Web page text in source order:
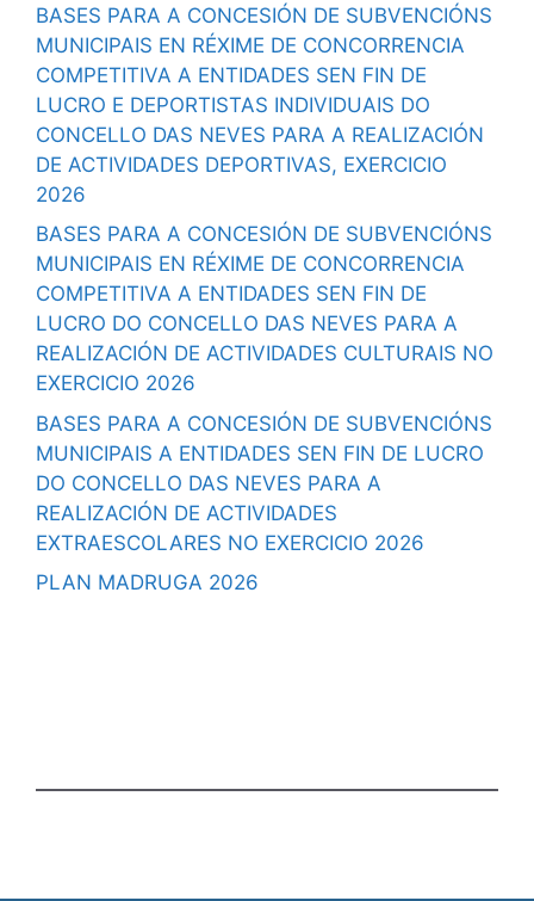
BASES PARA A CONCESIÓN DE SUBVENCIÓNS
MUNICIPAIS EN RÉXIME DE CONCORRENCIA
COMPETITIVA A ENTIDADES SEN FIN DE
LUCRO E DEPORTISTAS INDIVIDUAIS DO
CONCELLO DAS NEVES PARA A REALIZACIÓN
DE ACTIVIDADES DEPORTIVAS, EXERCICIO
2026
BASES PARA A CONCESIÓN DE SUBVENCIÓNS
MUNICIPAIS EN RÉXIME DE CONCORRENCIA
COMPETITIVA A ENTIDADES SEN FIN DE
LUCRO DO CONCELLO DAS NEVES PARA A
REALIZACIÓN DE ACTIVIDADES CULTURAIS NO
EXERCICIO 2026
BASES PARA A CONCESIÓN DE SUBVENCIÓNS
MUNICIPAIS A ENTIDADES SEN FIN DE LUCRO
DO CONCELLO DAS NEVES PARA A
REALIZACIÓN DE ACTIVIDADES
EXTRAESCOLARES NO EXERCICIO 2026
PLAN MADRUGA 2026